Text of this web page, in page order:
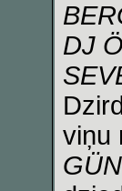
DJ
viņu